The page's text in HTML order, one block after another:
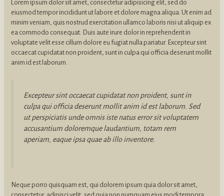
Lorem ipsum dolor sit amet, consectetur adipisicing elit, sed do
eiusmod tempor incididunt ut labore et dolore magna aliqua. Ut enim ad
minim veniam, quis nostrud exercitation ullamco laboris nisi ut aliquip ex
ea commodo consequat. Duis aute irure dolor in reprehenderit in
voluptate velit esse cillum dolore eu fugiat nulla pariatur. Excepteur sint
occaecat cupidatat non proident, sunt in culpa qui officia deserunt mollit
anim id est laborum.
Excepteur sint occaecat cupidatat non proident, sunt in
culpa qui officia deserunt mollit anim id est laborum. Sed
ut perspiciatis unde omnis iste natus error sit voluptatem
accusantium doloremque laudantium, totam rem
aperiam, eaque ipsa quae ab illo inventore.
Neque porro quisquam est, qui dolorem ipsum quia dolor sit amet,